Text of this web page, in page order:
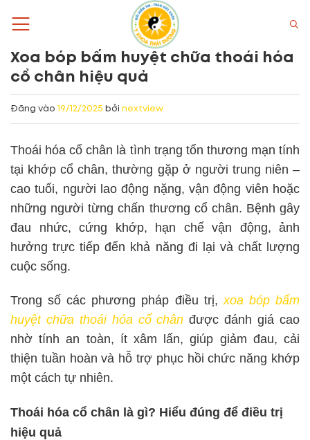
qua
dung
Xoa bóp bấm huyệt chữa thoái hóa
cổ chân hiệu quả
Đăng vào 19/12/2025 bởi nextview
Thoái hóa cổ chân là tình trạng tổn thương mạn tính
tại khớp cổ chân, thường gặp ở người trung niên –
cao tuổi, người lao động nặng, vận động viên hoặc
những người từng chấn thương cổ chân. Bệnh gây
đau nhức, cứng khớp, hạn chế vận động, ảnh
hưởng trực tiếp đến khả năng đi lại và chất lượng
cuộc sống.
Trong số các phương pháp điều trị, xoa bóp bấm
huyệt chữa thoái hóa cổ chân được đánh giá cao
nhờ tính an toàn, ít xâm lấn, giúp giảm đau, cải
thiện tuần hoàn và hỗ trợ phục hồi chức năng khớp
một cách tự nhiên.
Thoái hóa cổ chân là gì? Hiểu đúng để điều trị
hiệu quả